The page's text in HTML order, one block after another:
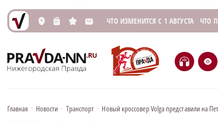
L n s M ЧТО ИЗМЕНИТСЯ С 1 АВГУСТА ЧТО
H e
Главная • Новости • Транспорт • Новый кроссовер Volga представили на